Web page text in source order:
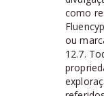
como
ou
12.7.